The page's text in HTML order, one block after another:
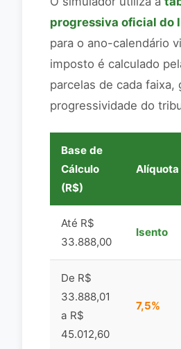
progressiva oficial do
para o ano-calendário
imposto é calculado
parcelas de cada faixa,
progressividade do
Base de
Cálculo
(R$)
Alíquota
Até R$
33.888,00
Isento
De R$
33.888,01
a R$
45.012,60
7,5%